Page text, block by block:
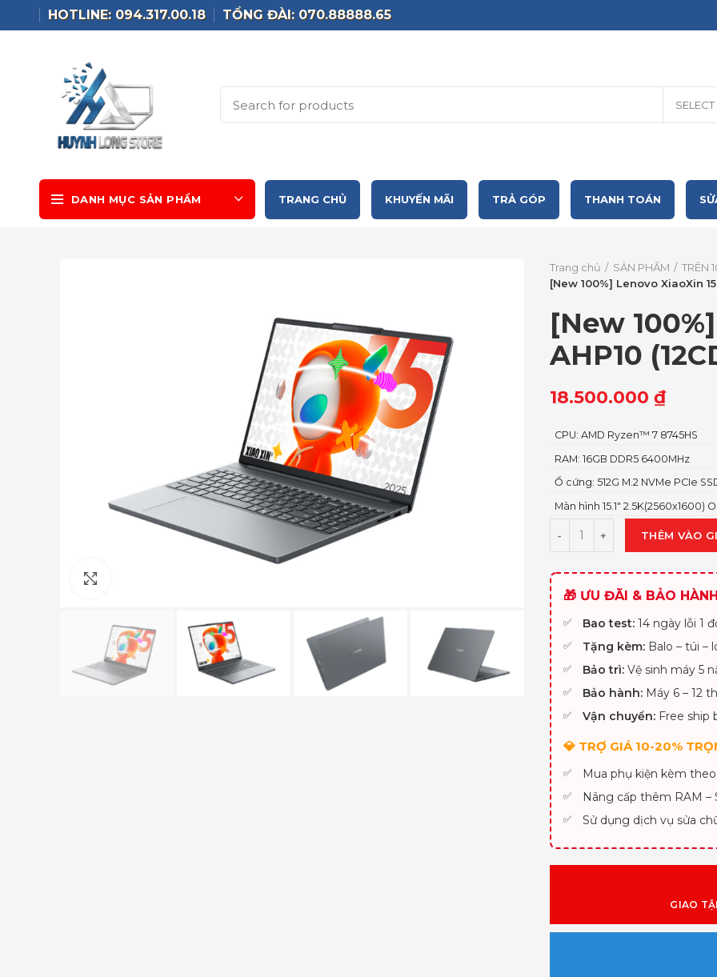
HOTLINE: 094.317.00.18 TỔNG ĐÀI: 070.88888.65
DANH MỤC SẢN PHẨM TRANG CHỦ KHUYẾN MÃI TRẢ GÓP THANH TOÁN
Trang chủ SẢN PHẨM
TRÊN
[New 100%] Lenovo XiaoXin
[New
AHP10
18.500.000 ₫
CPU: AMD Ryzen™ 7 8745HS
RAM: 16GB DDR5 6400MHz
Ổ cứng: 512G M.2 NVMe PCIe
Màn hình 15.1″ 2.5K(2560x1600)
THÊM VÀO
🎁 ƯU ĐÃI & BẢO HÀNH
Bao test: 14 ngày lỗi 1
Tặng kèm: Balo – túi –
Bảo trì: Vệ sinh máy 5
Bảo hành: Máy 6 – 12
Vận chuyển: Free ship
💎 TRỢ GIÁ 10-20%
Mua phụ kiện kèm theo
Nâng cấp thêm RAM –
Sử dụng dịch vụ sửa
GIAO